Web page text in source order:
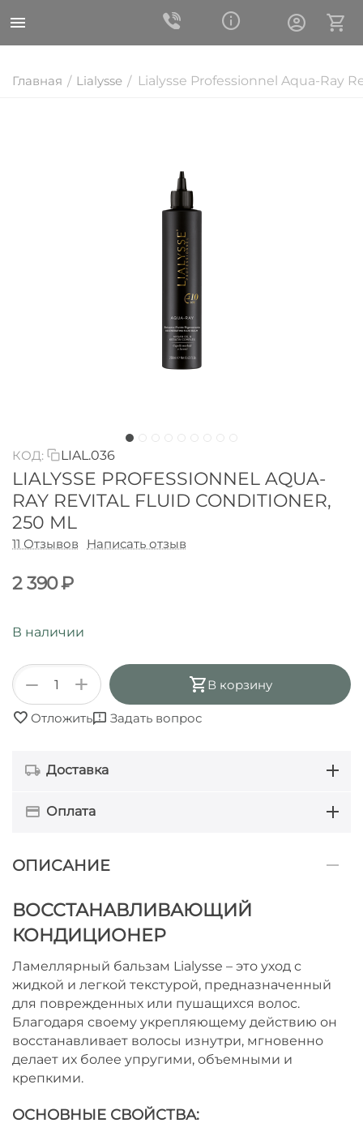
Главная / Lialysse / Lialysse Professionnel Aqua-Ray
КОД: LIAL.036
LIALYSSE PROFESSIONNEL AQUA-
RAY REVITAL FLUID CONDITIONER,
250 ML
11 Отзывов Написать отзыв
2 390₽
В наличии
+
− В корзину
Отложить Задать вопрос
Доставка
Оплата
ОПИСАНИЕ
ВОССТАНАВЛИВАЮЩИЙ
КОНДИЦИОНЕР
Ламеллярный бальзам Lialysse – это уход с
жидкой и легкой текстурой, предназначенный
для поврежденных или пушащихся волос.
Благодаря своему укрепляющему действию он
восстанавливает волосы изнутри, мгновенно
делает их более упругими, объемными и
крепкими.
ОСНОВНЫЕ СВОЙСТВА: